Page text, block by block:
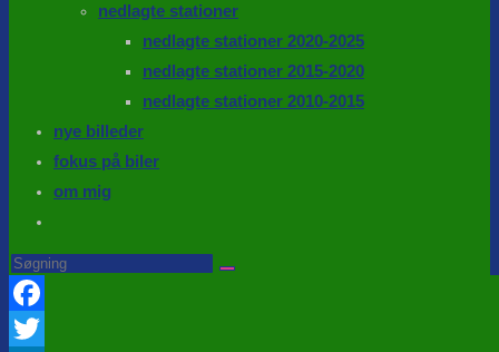
nedlagte stationer
nedlagte stationer 2020-2025
nedlagte stationer 2015-2020
nedlagte stationer 2010-2015
nye billeder
fokus på biler
om mig
website
Search
this
website
Facebook